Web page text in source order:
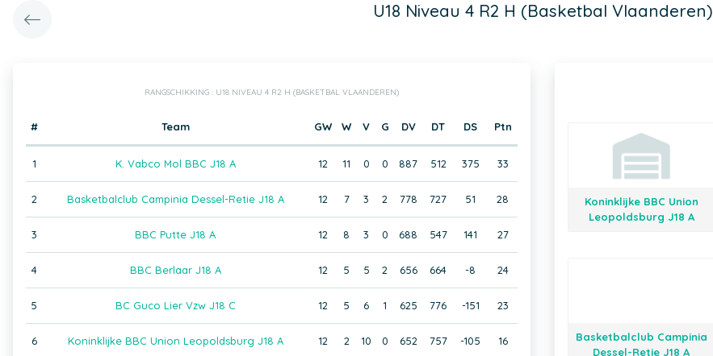
U18 Niveau 4 R2 H (Basketbal Vlaanderen)
RANGSCHIKKING : U18 NIVEAU 4 R2 H (BASKETBAL VLAANDEREN)
# Team GW W V G DV DT DS Ptn
1 K. Vabco Mol BBC J18 A 12 11 0 0 887 512 375 33
2 Basketbalclub Campinia Dessel-Retie J18 A 12 7 3 2 778 727 51 28
3 BBC Putte J18 A 12 8 3 0 688 547 141 27
4 BBC Berlaar J18 A 12 5 5 2 656 664 -8 24
5 BC Guco Lier Vzw J18 C 12 5 6 1 625 776 -151 23
6 Koninklijke BBC Union Leopoldsburg J18 A 12 2 10 0 652 757 -105 16
Koninklijke BBC Union
Leopoldsburg J18 A
Basketbalclub Campinia
Dessel-Retie J18 A